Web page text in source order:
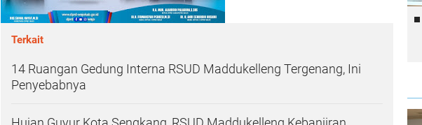
Terkait
14 Ruangan Gedung Interna RSUD Maddukelleng Tergenang, Ini
Penyebabnya